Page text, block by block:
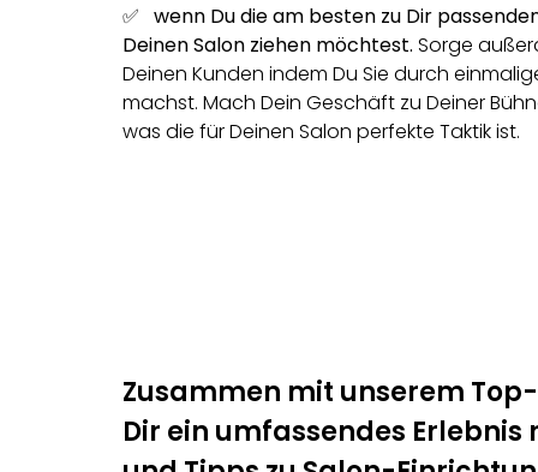
✅ wenn Du die am besten zu Dir
Deinen Salon ziehen möchtest. Sorge
Deinen Kunden indem Du Sie durch
machst. Mach Dein Geschäft zu Deiner
was die für Deinen Salon perfekte Taktik ist.
Zusammen mit unserem
Dir ein umfassendes